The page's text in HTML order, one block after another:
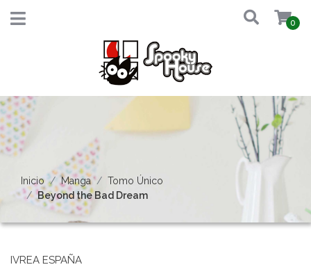
0
Inicio Manga
Tomo Único
Beyond the Bad Dream
IVREA ESPAÑA